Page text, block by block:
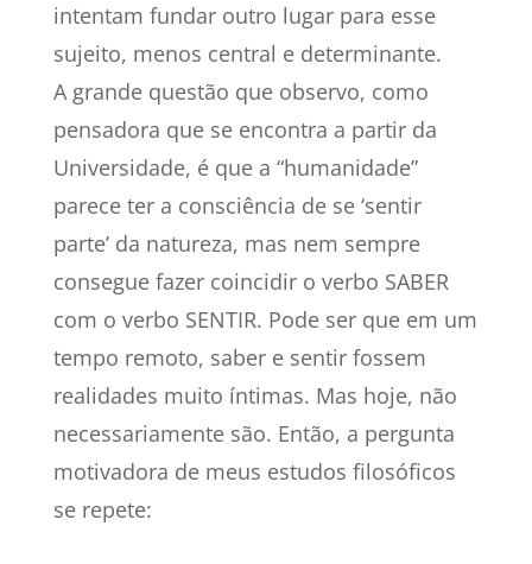
intentam fundar outro lugar para esse
sujeito, menos central e determinante.
A grande questão que observo, como
pensadora que se encontra a partir da
Universidade, é que a “humanidade”
parece ter a consciência de se ‘sentir
parte’ da natureza, mas nem sempre
consegue fazer coincidir o verbo SABER
com o verbo SENTIR. Pode ser que em um
tempo remoto, saber e sentir fossem
realidades muito íntimas. Mas hoje, não
necessariamente são. Então, a pergunta
motivadora de meus estudos filosóficos
se repete: